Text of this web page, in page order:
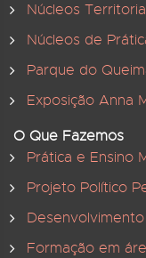
Núcleos
Núcleos de
Parque do
Exposição Anna
O Que Fazemos
Prática e Ensino
Projeto Político
Desenvolvimento
Formação em